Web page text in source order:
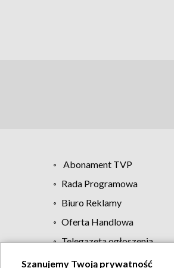
Abonament TVP
Rada Programowa
Biuro Reklamy
Oferta Handlowa
Telegazeta ogłoszenia
Szanujemy Twoją prywatność